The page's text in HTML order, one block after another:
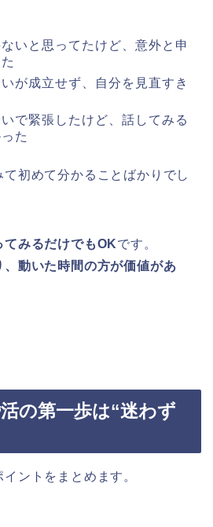
いと思ってたけど、意外と申
が成立せず、自分を見直すき
で緊張したけど、話してみる
た
初めて分かることばかりでし
てみるだけでもOKです。
、動いた時間の方が価値があ
の第一歩は“迷わず
ントをまとめます。